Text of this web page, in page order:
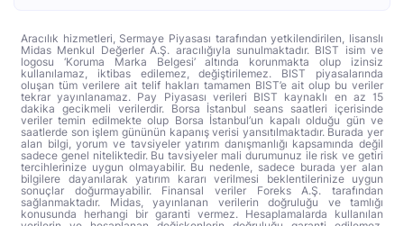
Aracılık hizmetleri, Sermaye Piyasası tarafından yetkilendirilen, lisanslı
Midas Menkul Değerler A.Ş. aracılığıyla sunulmaktadır. BIST isim ve
logosu ‘Koruma Marka Belgesi’ altında korunmakta olup izinsiz
kullanılamaz, iktibas edilemez, değiştirilemez. BIST piyasalarında
oluşan tüm verilere ait telif hakları tamamen BIST’e ait olup bu veriler
tekrar yayınlanamaz. Pay Piyasası verileri BIST kaynaklı en az 15
dakika gecikmeli verilerdir. Borsa İstanbul seans saatleri içerisinde
veriler temin edilmekte olup Borsa İstanbul’un kapalı olduğu gün ve
saatlerde son işlem gününün kapanış verisi yansıtılmaktadır. Burada yer
alan bilgi, yorum ve tavsiyeler yatırım danışmanlığı kapsamında değil
sadece genel niteliktedir. Bu tavsiyeler mali durumunuz ile risk ve getiri
tercihlerinize uygun olmayabilir. Bu nedenle, sadece burada yer alan
bilgilere dayanılarak yatırım kararı verilmesi beklentilerinize uygun
sonuçlar doğurmayabilir. Finansal veriler Foreks A.Ş. tarafından
sağlanmaktadır. Midas, yayınlanan verilerin doğruluğu ve tamlığı
konusunda herhangi bir garanti vermez. Hesaplamalarda kullanılan